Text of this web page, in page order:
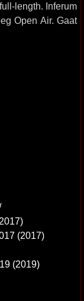
length. Inferum
Open Air. Gaat
(2017)
(2019)